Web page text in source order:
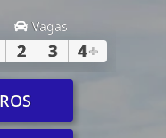
Vagas
2 3 4+